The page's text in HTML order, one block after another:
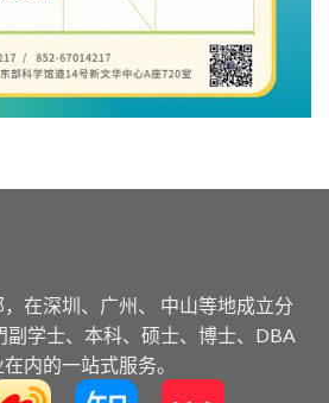
在深圳、广州、 中⼭等地成⽴分
副学⼠、本科、硕⼠、博⼠、DBA
内的⼀站式服务。